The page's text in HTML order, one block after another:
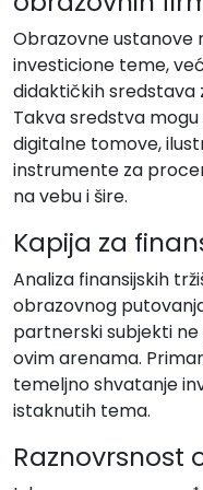
Obrazovne ustanove
investicione teme,
didaktičkih sredstava
Takva sredstva
digitalne tomove,
instrumente za
na vebu i šire.
Kapija za
Analiza finansijskih
obrazovnog
partnerski subjekti
ovim arenama.
temeljno shvatanje
istaknutih tema.
Raznovrsnost